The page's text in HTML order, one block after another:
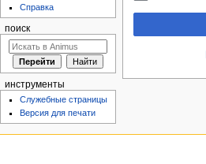
Справка
поиск
инструменты
Служебные страницы
Версия для печати